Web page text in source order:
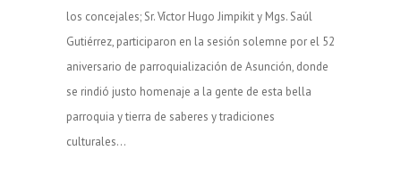
los concejales; Sr. Víctor Hugo Jimpikit y Mgs. Saúl
Gutiérrez, participaron en la sesión solemne por el 52
aniversario de parroquialización de Asunción, donde
se rindió justo homenaje a la gente de esta bella
parroquia y tierra de saberes y tradiciones
culturales…